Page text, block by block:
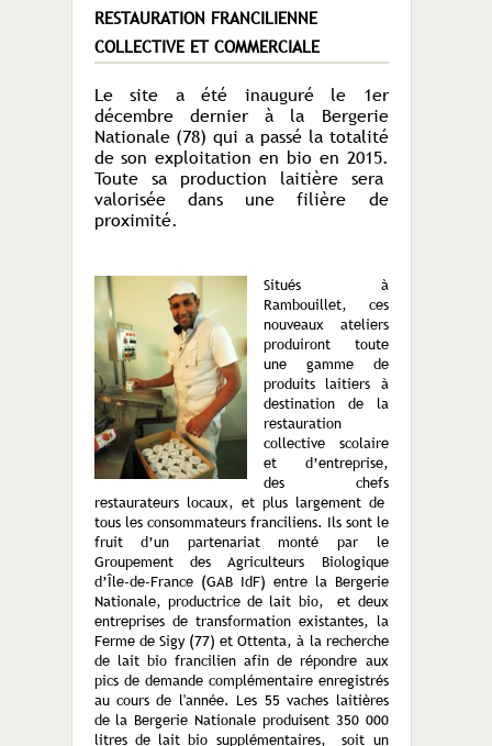
RESTAURATION FRANCILIENNE
COLLECTIVE ET COMMERCIALE
Le site a été inauguré le 1er
décembre dernier à la Bergerie
Nationale (78) qui a passé la totalité
de son exploitation en bio en 2015.
Toute sa production laitière sera
valorisée dans une filière de
proximité.
Situés à
Rambouillet, ces
nouveaux ateliers
produiront toute
une gamme de
produits laitiers à
destination de la
restauration
collective scolaire
et d’entreprise,
des chefs
restaurateurs locaux, et plus largement de
tous les consommateurs franciliens. Ils sont le
fruit d’un partenariat monté par le
Groupement des Agriculteurs Biologique
d’Île-de-France (GAB IdF) entre la Bergerie
Nationale, productrice de lait bio, et deux
entreprises de transformation existantes, la
Ferme de Sigy (77) et Ottenta, à la recherche
de lait bio francilien afin de répondre aux
pics de demande complémentaire enregistrés
au cours de l'année. Les 55 vaches laitières
de la Bergerie Nationale produisent 350 000
litres de lait bio supplémentaires, soit un